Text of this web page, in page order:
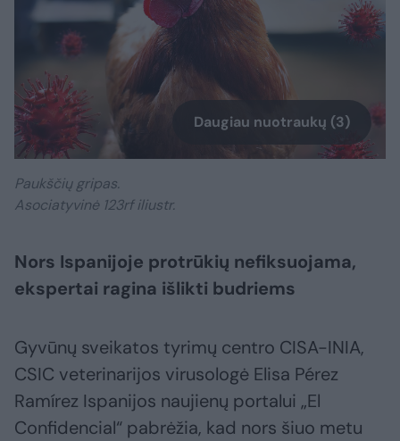
Daugiau nuotraukų (3)
Paukščių gripas.
Asociatyvinė 123rf iliustr.
Nors Ispanijoje protrūkių nefiksuojama,
ekspertai ragina išlikti budriems
Gyvūnų sveikatos tyrimų centro CISA-INIA,
CSIC veterinarijos virusologė Elisa Pérez
Ramírez Ispanijos naujienų portalui „El
Confidencial“ pabrėžia, kad nors šiuo metu